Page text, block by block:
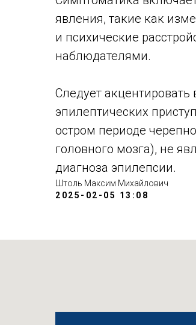
явления, такие как
и психические
наблюдателями.
Следует
эпилептических
остром периоде
головного мозга), не
диагноза эпилепсии.
Штоль Максим Михайлович
2025-02-05 13:08